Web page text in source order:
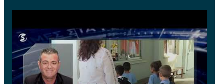
Φυσικά, αν τα βρουν με τον παίκτη θα πρέπει μετά να
έχει ακόμα ένα χρόνο συμβόλαιο μαζί της.